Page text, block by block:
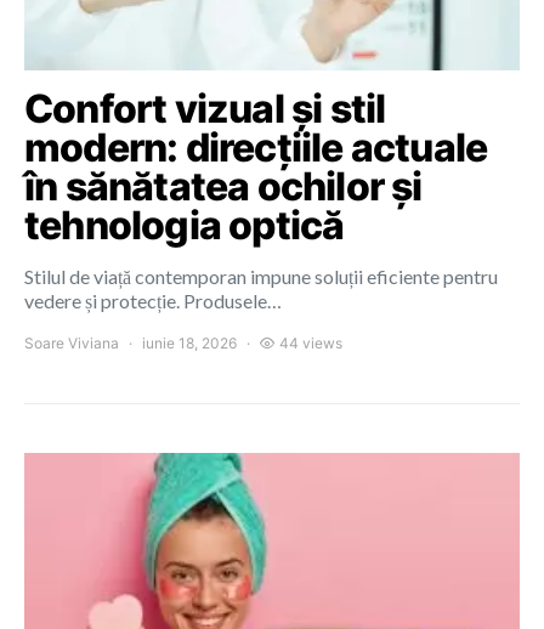
Confort vizual și stil
modern: direcțiile actuale
în sănătatea ochilor și
tehnologia optică
Stilul de viață contemporan impune soluții eficiente pentru
vedere și protecție. Produsele…
Soare Viviana iunie 18, 2026 44 views